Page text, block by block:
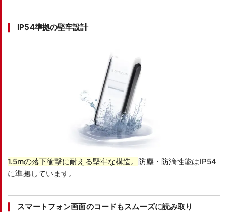
IP54準拠の堅牢設計
1.5mの落下衝撃に耐える堅牢な構造。 防塵・防滴性能はIP54
に準拠しています。
スマートフォン画面のコードもスムーズに読み取り